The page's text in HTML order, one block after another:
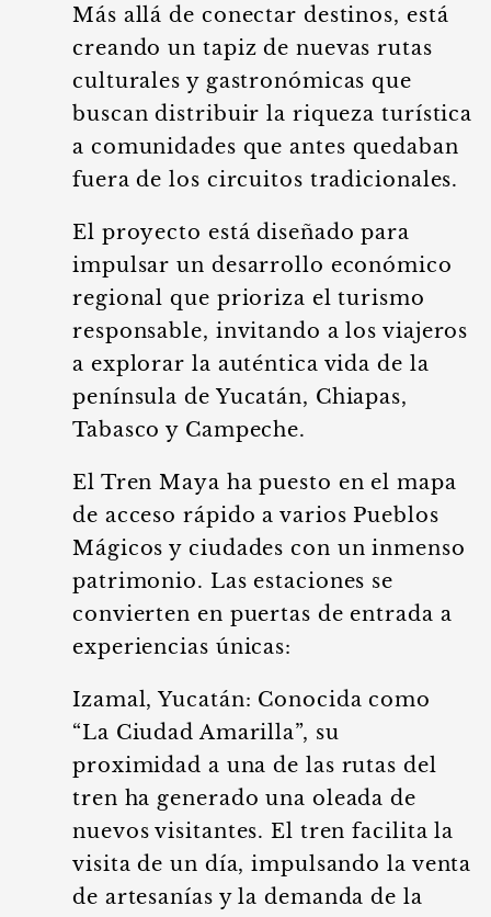
Más allá de conectar destinos, está
creando un tapiz de nuevas rutas
culturales y gastronómicas que
buscan distribuir la riqueza turística
a comunidades que antes quedaban
fuera de los circuitos tradicionales.
El proyecto está diseñado para
impulsar un desarrollo económico
regional que prioriza el turismo
responsable, invitando a los viajeros
a explorar la auténtica vida de la
península de Yucatán, Chiapas,
Tabasco y Campeche.
El Tren Maya ha puesto en el mapa
de acceso rápido a varios Pueblos
Mágicos y ciudades con un inmenso
patrimonio. Las estaciones se
convierten en puertas de entrada a
experiencias únicas:
Izamal, Yucatán: Conocida como
“La Ciudad Amarilla”, su
proximidad a una de las rutas del
tren ha generado una oleada de
nuevos visitantes. El tren facilita la
visita de un día, impulsando la venta
de artesanías y la demanda de la